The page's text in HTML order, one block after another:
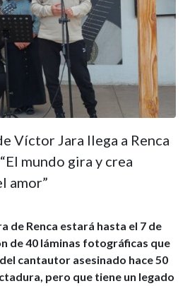
Víctor Jara llega a Renca
mundo gira y crea
amor”
de Renca estará hasta el 7 de
de 40 láminas fotográficas que
cantautor asesinado hace 50
pero que tiene un legado